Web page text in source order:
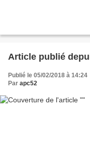
Publié le 05/02/2018 à 14:24
Par apc52